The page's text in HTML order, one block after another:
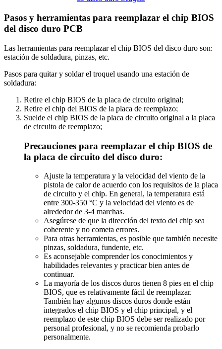
Pasos y herramientas para reemplazar el chip BIOS
del disco duro PCB
Las herramientas para reemplazar el chip BIOS del disco duro son:
estación de soldadura, pinzas, etc.
Pasos para quitar y soldar el troquel usando una estación de
soldadura:
Retire el chip BIOS de la placa de circuito original;
Retire el chip del BIOS de la placa de reemplazo;
Suelde el chip BIOS de la placa de circuito original a la placa
de circuito de reemplazo;
Precauciones para reemplazar el chip BIOS de
la placa de circuito del disco duro:
Ajuste la temperatura y la velocidad del viento de la
pistola de calor de acuerdo con los requisitos de la placa
de circuito y el chip. En general, la temperatura está
entre 300-350 °C y la velocidad del viento es de
alrededor de 3-4 marchas.
Asegúrese de que la dirección del texto del chip sea
coherente y no cometa errores.
Para otras herramientas, es posible que también necesite
pinzas, soldadura, fundente, etc.
Es aconsejable comprender los conocimientos y
habilidades relevantes y practicar bien antes de
continuar.
La mayoría de los discos duros tienen 8 pies en el chip
BIOS, que es relativamente fácil de reemplazar.
También hay algunos discos duros donde están
integrados el chip BIOS y el chip principal, y el
reemplazo de este chip BIOS debe ser realizado por
personal profesional, y no se recomienda probarlo
personalmente.